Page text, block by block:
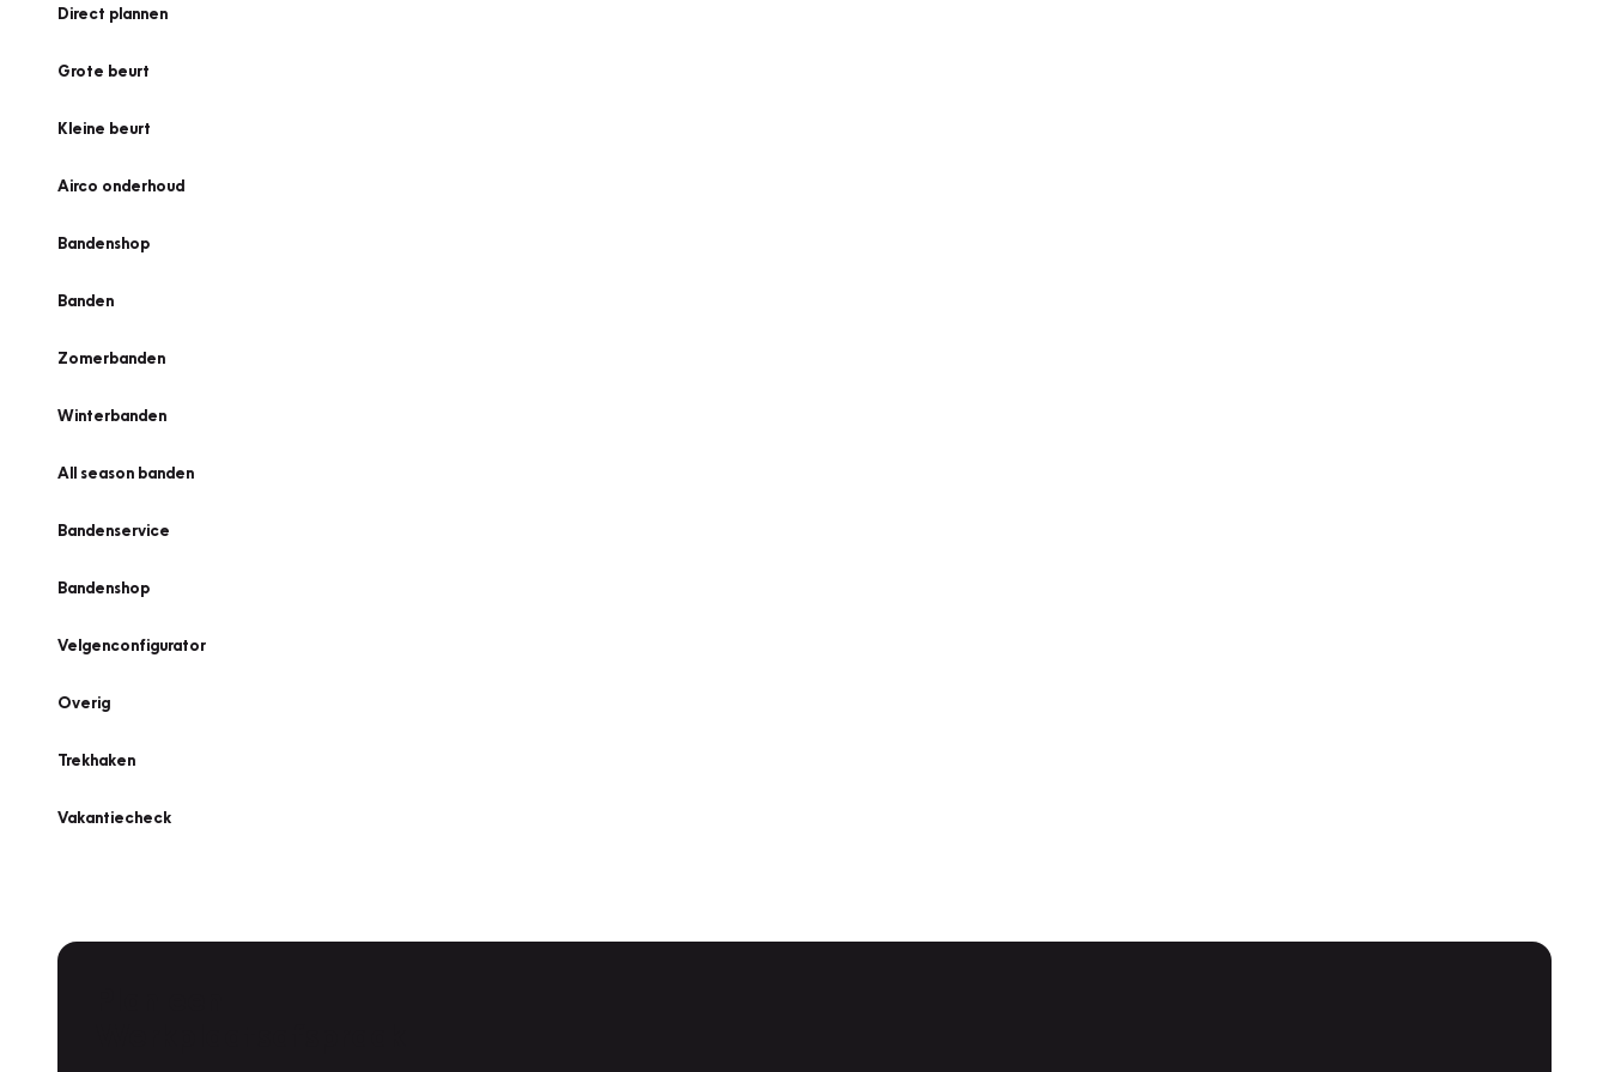
Direct plannen
Grote beurt
Kleine beurt
Airco onderhoud
Bandenshop
Banden
Zomerbanden
Winterbanden
All season banden
Bandenservice
Bandenshop
Velgenconfigurator
Overig
Trekhaken
Vakantiecheck